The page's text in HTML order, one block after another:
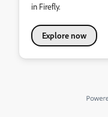
in Firefly.
Explore now